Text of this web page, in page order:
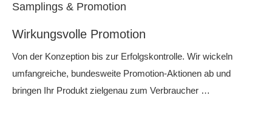
Samplings & Promotion
Wirkungsvolle Promotion
Von der Konzeption bis zur Erfolgskontrolle. Wir wickeln
umfangreiche, bundesweite Promotion-Aktionen ab und
bringen Ihr Produkt zielgenau zum Verbraucher …